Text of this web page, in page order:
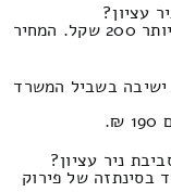
עציון?
העלות הינו במחיר התחלתי של 140 ולכל היותר 200 שקל. המחיר
בשביל המשרד
ניר עציון?
בסינתזה של פירוק